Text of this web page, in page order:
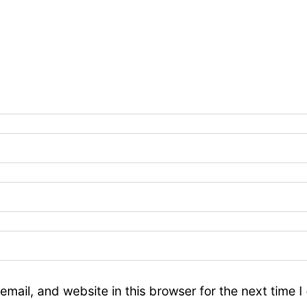
and website in this browser for the next time I